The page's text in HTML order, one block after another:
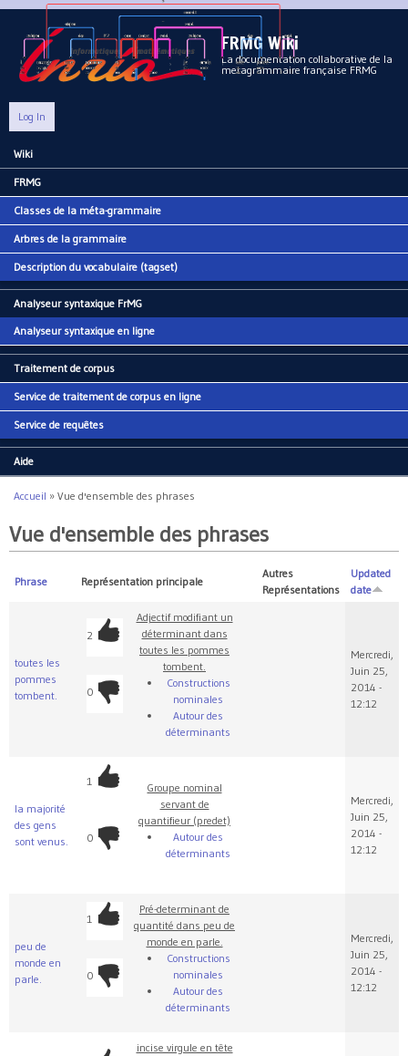
Aller au contenu principal
FRMG Wiki
La documentation collaborative de la
metagrammaire française FRMG
Log In
Main menu
Wiki
FRMG
Classes de la méta-grammaire
Arbres de la grammaire
Description du vocabulaire (tagset)
Analyseur syntaxique FrMG
Analyseur syntaxique en ligne
Traitement de corpus
Service de traitement de corpus en ligne
Service de requêtes
Aide
Vous êtes ici
Accueil » Vue d'ensemble des phrases
Vue d'ensemble des phrases
Phrase Représentation principale
Autres
Représentations
Updated
date
toutes les
pommes
tombent.
2
0
Adjectif modifiant un
déterminant dans
toutes les pommes
tombent.
Constructions
nominales
Autour des
déterminants
Mercredi,
Juin 25,
2014 -
12:12
la majorité
des gens
sont venus.
1
0
Groupe nominal
servant de
quantifieur (predet)
Autour des
déterminants
Mercredi,
Juin 25,
2014 -
12:12
peu de
monde en
parle.
1
0
Pré-determinant de
quantité dans peu de
monde en parle.
Constructions
nominales
Autour des
déterminants
Mercredi,
Juin 25,
2014 -
12:12
incise virgule en tête